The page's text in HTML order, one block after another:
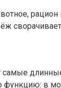
рацион
самые
функцию: в